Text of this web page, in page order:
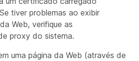
tiver problemas ao exibir
Web, verifique as
proxy do sistema.
uma página da Web (através de